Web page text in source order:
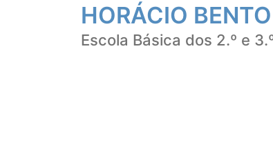
HORÁCIO
Escola Básica dos 2.º e